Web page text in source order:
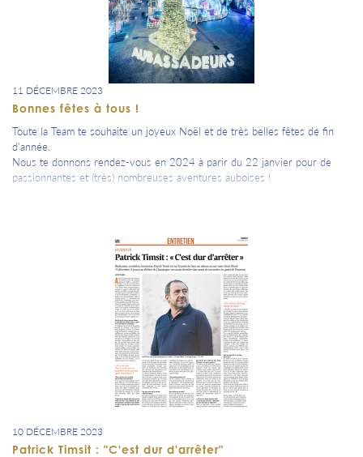
11 DÉCEMBRE 2023
Bonnes fêtes à tous !
Toute la Team te souhaite un joyeux Noël et de très belles fêtes de fin
d'année.
Nous te donnons rendez-vous en 2024 à parir du 22 janvier pour de
passionnantes et (très) nombreuses aventures auboises !
10 DÉCEMBRE 2023
Patrick Timsit : "C'est dur d'arrêter"